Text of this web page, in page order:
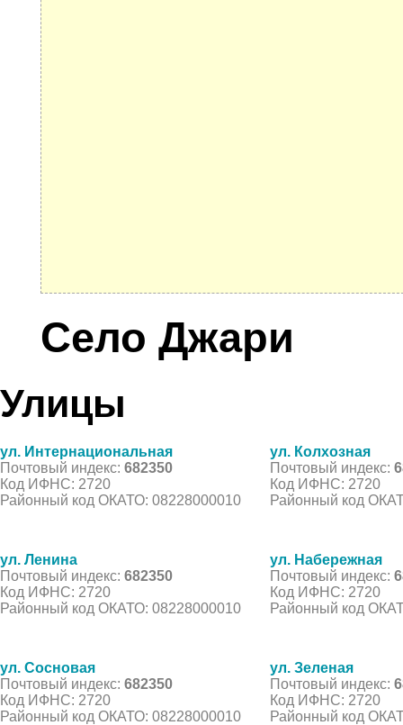
Село Джари
Улицы
ул. Интернациональная
Почтовый индекс: 682350
Код ИФНС: 2720
Районный код ОКАТО: 08228000010
ул. Колхозная
Почтовый индекс:
Код ИФНС: 2720
Районный код
ул. Ленина
Почтовый индекс: 682350
Код ИФНС: 2720
Районный код ОКАТО: 08228000010
ул. Набережная
Почтовый индекс:
Код ИФНС: 2720
Районный код
ул. Сосновая
Почтовый индекс: 682350
Код ИФНС: 2720
Районный код ОКАТО: 08228000010
ул. Зеленая
Почтовый индекс:
Код ИФНС: 2720
Районный код